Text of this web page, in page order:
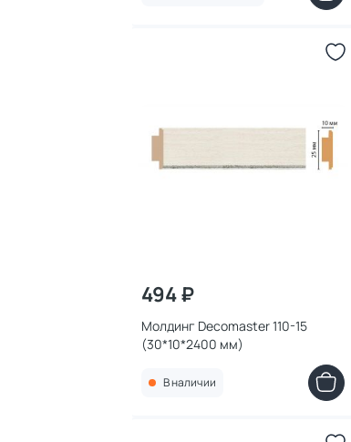
494 ₽
Молдинг Decomaster 110-15
(30*10*2400 мм)
В наличии